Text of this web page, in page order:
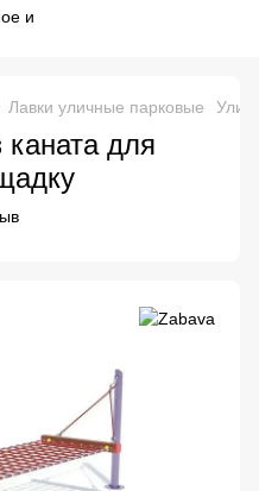
Лавки уличные парковые
для